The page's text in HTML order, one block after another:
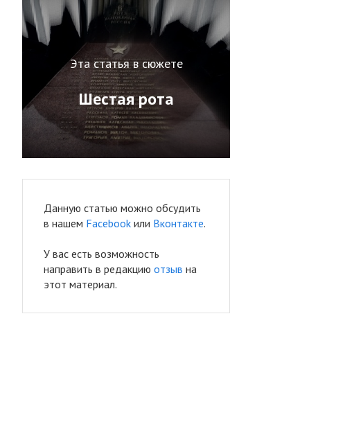
Эта статья в сюжете
Шестая рота
Данную статью можно обсудить
в нашем Facebook или Вконтакте.
У вас есть возможность
направить в редакцию отзыв на
этот материал.